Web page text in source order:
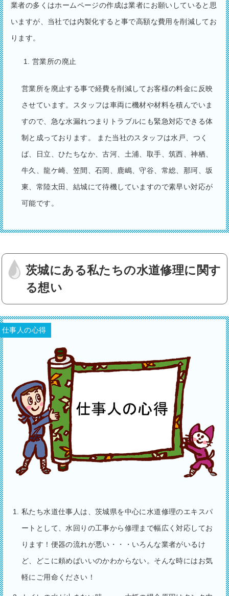
業者の多くはホームページの作成は業者にお願いしていると思
いますが、当社では内製化すると事で高額な費用を削減してお
ります。
営業所の廃止
営業所を廃止する事で経費を削減してお客様の料金に反映
させています。スタッフは車両に機材や材料を積んでいま
すので、急な水漏れつまりトラブルにも緊急対応できる体
制と成っております。 また当社のスタッフは水戸、つく
ば、日立、ひたちなか、古河、土浦、取手、筑西、神栖、
牛久、龍ケ崎、笠間、石岡、鹿嶋、守谷、常総、那珂、坂
東、常陸太田、結城にて待機していますので素早い対応が
可能です。
茨城にある私たちの水道修理に関す
る想い
仕事人の心得
私たち水道仕事人は、茨城県を中心に水道修理のエキスパ
ートとして、水回りの工事から修理まで幅広く対応してお
ります！便器の流れが悪い・・・いろんな業者がいるけ
ど、どこに頼めばいいのかわからない。そんな時にはお気
軽にご用命ください！